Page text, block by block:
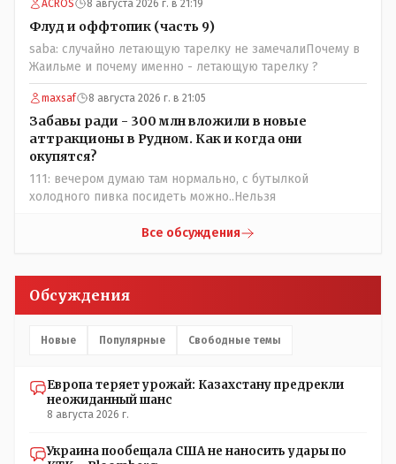
Общественному объединению на не корректность
высказываний о вас в том тоне в котором была та
публикация.В комментарии от ОО было и мнение, и
факт. На мнение я ответил там же. В том же тоне
отвечать не намерен, но акценты расставил. А вот факт
нужно было проверить. Что мы и сделали. И если это вы
называете зависимостью, то у меня другое
представление об этом термине.
ACROS 8 августа 2026 г. в 21:19
Флуд и оффтопик (часть 9)
saba: случайно летающую тарелку не замечалиПочему в
Жаильме и почему именно - летающую тарелку ?
maxsaf 8 августа 2026 г. в 21:05
Забавы ради - 300 млн вложили в новые
аттракционы в Рудном. Как и когда они
окупятся?
111: вечером думаю там нормально, с бутылкой
холодного пивка посидеть можно..Нельзя
Все обсуждения
Обсуждения
Новые Популярные Свободные темы
Европа теряет урожай: Казахстану предрекли
неожиданный шанс
8 августа 2026 г.
Украина пообещала США не наносить удары по